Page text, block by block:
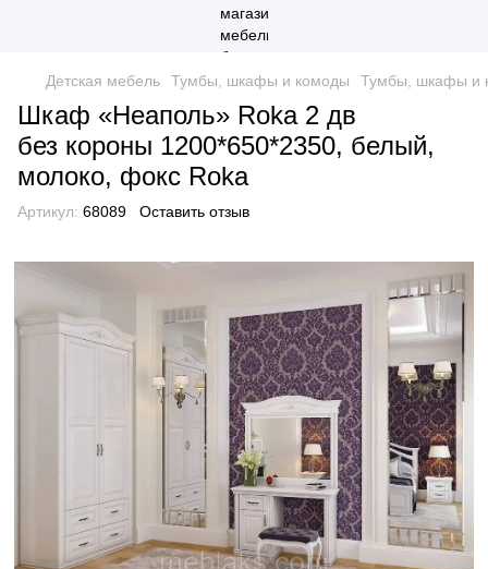
Детская мебель Тумбы, шкафы и комоды Тумбы, шкафы и
Шкаф «Неаполь» Roka 2 дв
без короны 1200*650*2350, белый,
молоко, фокс Roka
Артикул: 68089 Оставить отзыв